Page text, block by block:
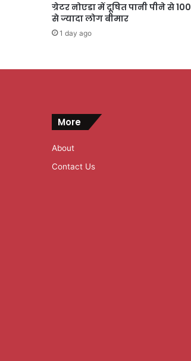
ग्रेटर नोएडा में दूषित पानी पीने से 100
से ज्यादा लोग बीमार
1 day ago
More
About
Contact Us